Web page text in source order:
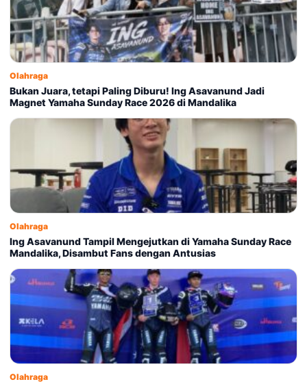
Olahraga
Bukan Juara, tetapi Paling Diburu! Ing Asavanund Jadi
Magnet Yamaha Sunday Race 2026 di Mandalika
Olahraga
Ing Asavanund Tampil Mengejutkan di Yamaha Sunday Race
Mandalika, Disambut Fans dengan Antusias
Olahraga